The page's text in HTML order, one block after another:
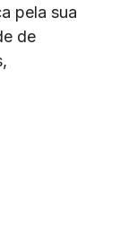
pela sua
de